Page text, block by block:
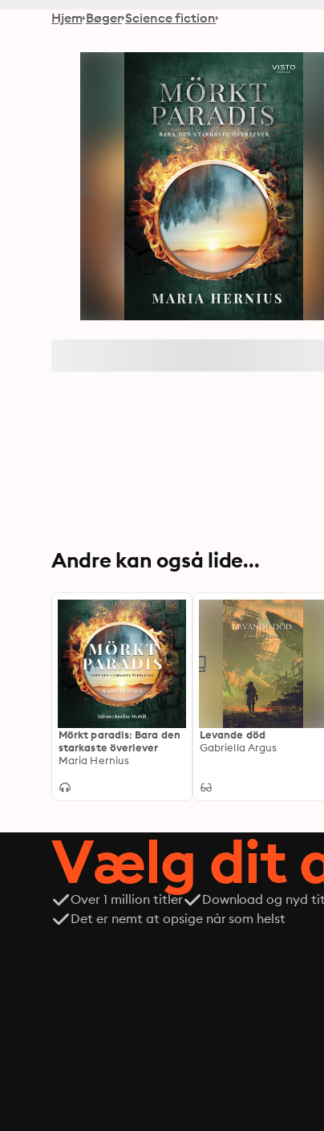
Hjem Bøger Science fiction
Andre kan også lide...
Mörkt paradis: Bara den
starkaste överlever
Maria Hernius
Levande död
Gabriella Argus
Vælg dit
Over 1 million titler Download og nyd
Det er nemt at opsige når som helst